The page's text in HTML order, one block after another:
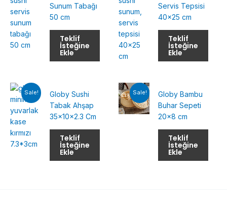
Sunum Tabağı
50 cm
Teklif
İsteğine
Ekle
Servis Tepsisi
40×25 cm
Teklif
İsteğine
Ekle
Sale!
Globy Sushi
Tabak Ahşap
35x10x2.3 Cm
Teklif
İsteğine
Ekle
Sale!
Globy Bambu
Buhar Sepeti
20×8 cm
Teklif
İsteğine
Ekle